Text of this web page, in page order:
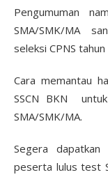
Pengumuman
SMA/SMK/MA
seleksi CPNS tahun
Cara memantau
SSCN BKN
SMA/SMK/MA.
Segera
peserta lulus test